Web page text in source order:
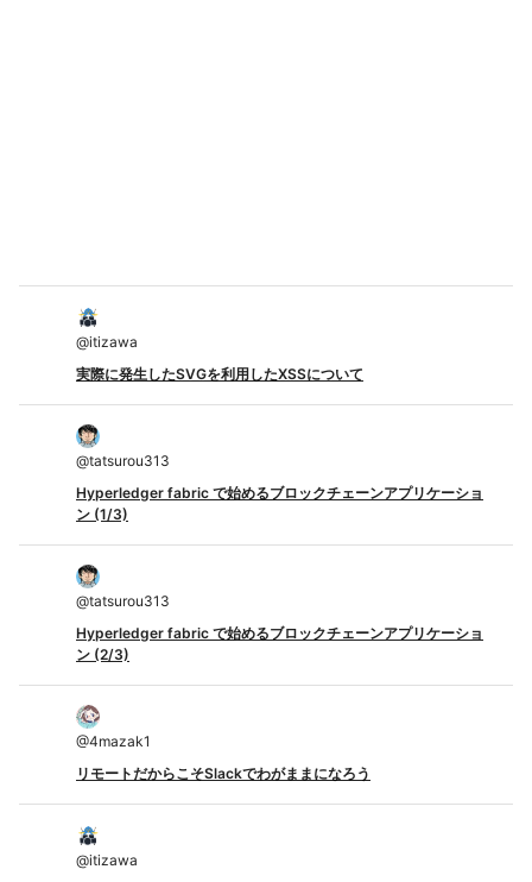
@itizawa
実際に発生したSVGを利用したXSSについて
@tatsurou313
Hyperledger fabric で始めるブロックチェーンアプリケーショ
ン (1/3)
@tatsurou313
Hyperledger fabric で始めるブロックチェーンアプリケーショ
ン (2/3)
@4mazak1
リモートだからこそSlackでわがままになろう
@itizawa